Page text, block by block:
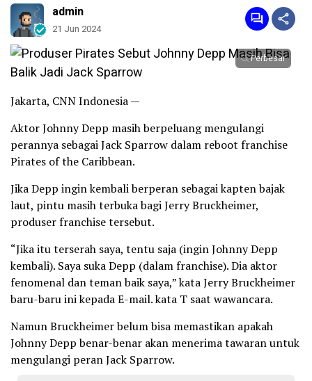
admin
21 Jun 2024
Perbesar
Jakarta, CNN Indonesia —
Aktor Johnny Depp masih berpeluang mengulangi
perannya sebagai Jack Sparrow dalam reboot franchise
Pirates of the Caribbean.
Jika Depp ingin kembali berperan sebagai kapten bajak
laut, pintu masih terbuka bagi Jerry Bruckheimer,
produser franchise tersebut.
“Jika itu terserah saya, tentu saja (ingin Johnny Depp
kembali). Saya suka Depp (dalam franchise). Dia aktor
fenomenal dan teman baik saya,” kata Jerry Bruckheimer
baru-baru ini kepada E-mail. kata T saat wawancara.
Namun Bruckheimer belum bisa memastikan apakah
Johnny Depp benar-benar akan menerima tawaran untuk
mengulangi peran Jack Sparrow.